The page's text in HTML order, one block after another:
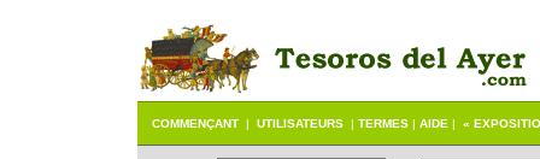
COMMENÇANT | UTILISATEURS | TERMES | AIDE | «